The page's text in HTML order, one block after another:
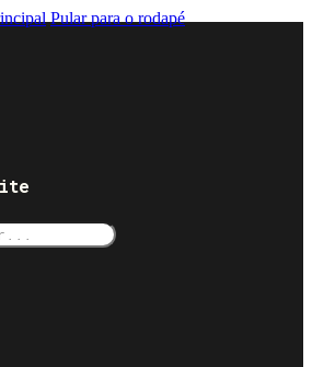
Pular para o rodapé